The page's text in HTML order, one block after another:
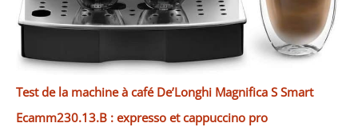
Test de la machine à café De’Longhi Magnifica S Smart
Ecamm230.13.B : expresso et cappuccino pro